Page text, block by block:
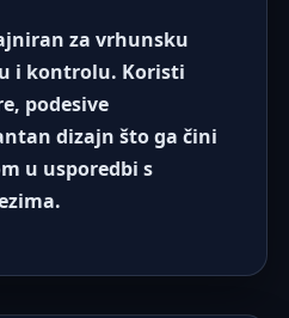
za vrhunsku
i kontrolu. Koristi
podesive
dizajn što ga čini
u usporedbi s